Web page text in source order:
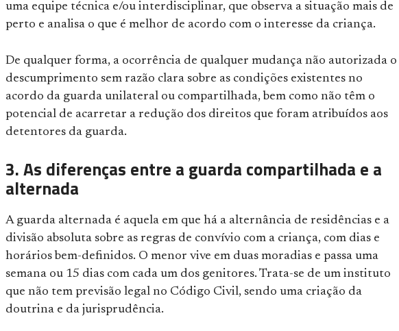
uma equipe técnica e/ou interdisciplinar, que observa a situação mais de
perto e analisa o que é melhor de acordo com o interesse da criança.
De qualquer forma, a ocorrência de qualquer mudança não autorizada o
descumprimento sem razão clara sobre as condições existentes no
acordo da guarda unilateral ou compartilhada, bem como não têm o
potencial de acarretar a redução dos direitos que foram atribuídos aos
detentores da guarda.
3. As diferenças entre a guarda compartilhada e a
alternada
A guarda alternada é aquela em que há a alternância de residências e a
divisão absoluta sobre as regras de convívio com a criança, com dias e
horários bem-definidos. O menor vive em duas moradias e passa uma
semana ou 15 dias com cada um dos genitores. Trata-se de um instituto
que não tem previsão legal no Código Civil, sendo uma criação da
doutrina e da jurisprudência.